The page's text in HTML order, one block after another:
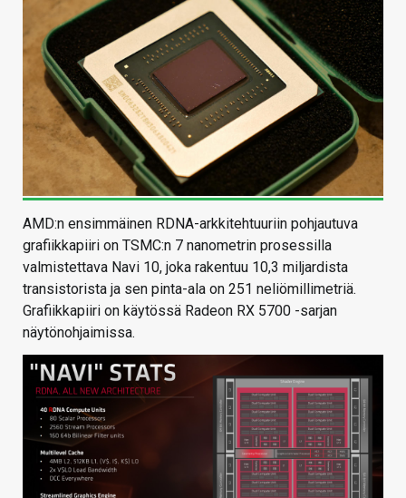
AMD:n ensimmäinen RDNA-arkkitehtuuriin pohjautuva
grafiikkapiiri on TSMC:n 7 nanometrin prosessilla
valmistettava Navi 10, joka rakentuu 10,3 miljardista
transistorista ja sen pinta-ala on 251 neliömillimetriä.
Grafiikkapiiri on käytössä Radeon RX 5700 -sarjan
näytönohjaimissa.